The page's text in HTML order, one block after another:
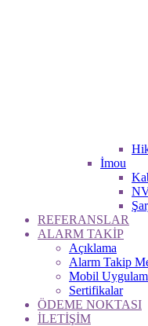
İmou
REFERANSLAR
ALARM TAKİP
Açıklama
Alarm Takip
Mobil
Sertifikalar
ÖDEME NOKTASI
İLETİŞİM